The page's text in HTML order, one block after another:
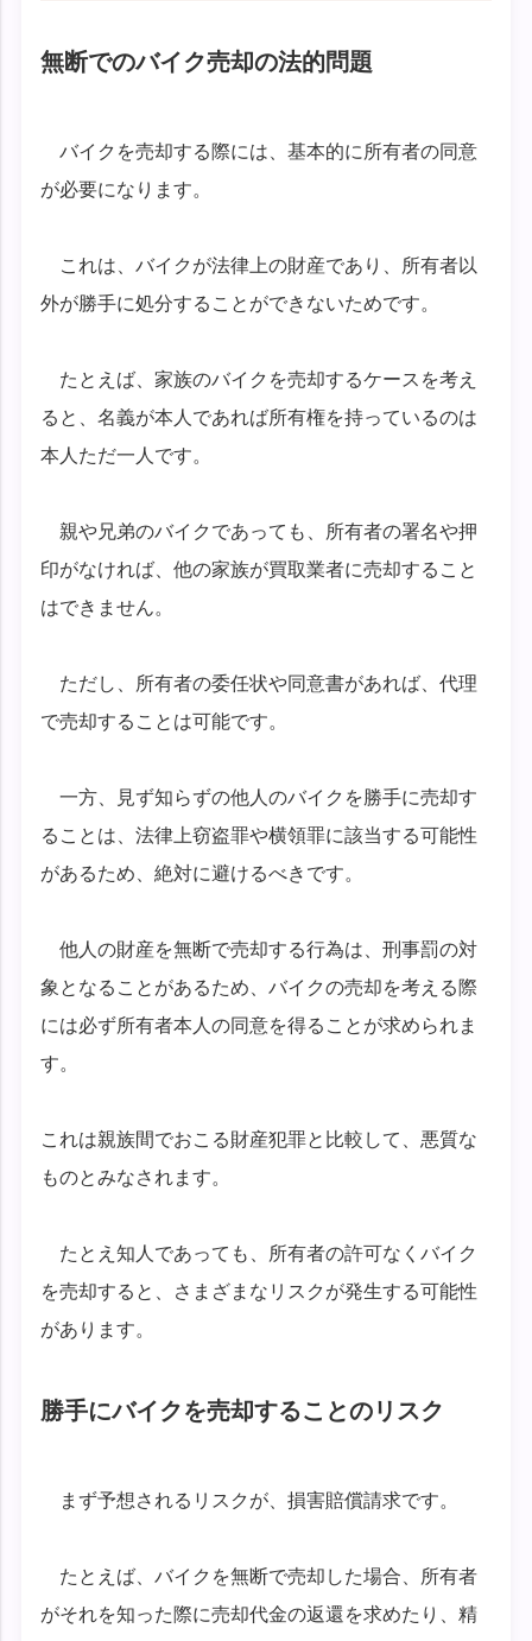
無断でのバイク売却の法的問題
バイクを売却する際には、基本的に所有者の同意
が必要になります。
これは、バイクが法律上の財産であり、所有者以
外が勝手に処分することができないためです。
たとえば、家族のバイクを売却するケースを考え
ると、名義が本人であれば所有権を持っているのは
本人ただ一人です。
親や兄弟のバイクであっても、所有者の署名や押
印がなければ、他の家族が買取業者に売却すること
はできません。
ただし、所有者の委任状や同意書があれば、代理
で売却することは可能です。
一方、見ず知らずの他人のバイクを勝手に売却す
ることは、法律上窃盗罪や横領罪に該当する可能性
があるため、絶対に避けるべきです。
他人の財産を無断で売却する行為は、刑事罰の対
象となることがあるため、バイクの売却を考える際
には必ず所有者本人の同意を得ることが求められま
す。
これは親族間でおこる財産犯罪と比較して、悪質な
ものとみなされます。
たとえ知人であっても、所有者の許可なくバイク
を売却すると、さまざまなリスクが発生する可能性
があります。
勝手にバイクを売却することのリスク
まず予想されるリスクが、損害賠償請求です。
たとえば、バイクを無断で売却した場合、所有者
がそれを知った際に売却代金の返還を求めたり、精